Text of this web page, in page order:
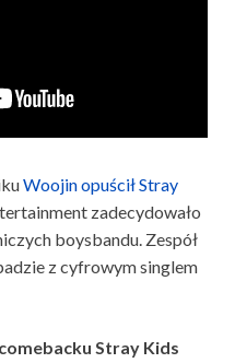
Woojin opuścił Stray
zadecydowało
boysbandu. Zespół
z cyfrowym singlem
Stray Kids